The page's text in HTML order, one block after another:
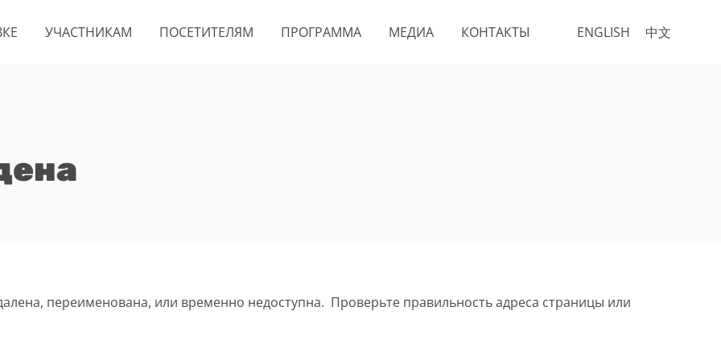
ENGLISH 中文
УЧАСТНИКАМ ПОСЕТИТЕЛЯМ ПРОГРАММА МЕДИА КОНТАКТЫ
переименована, или временно недоступна. Проверьте правильность адреса страницы или